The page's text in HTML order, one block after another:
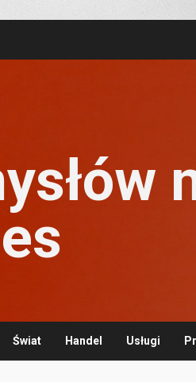
Świat Handel Usługi